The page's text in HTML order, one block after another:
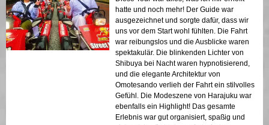
hatte und noch mehr! Der Guide war
ausgezeichnet und sorgte dafür, dass wir
uns vor dem Start wohl fühlten. Die Fahrt
war reibungslos und die Ausblicke waren
spektakulär. Die blinkenden Lichter von
Shibuya bei Nacht waren hypnotisierend,
und die elegante Architektur von
Omotesando verlieh der Fahrt ein stilvolles
Gefühl. Die Modeszene von Harajuku war
ebenfalls ein Highlight! Das gesamte
Erlebnis war gut organisiert, spaßig und